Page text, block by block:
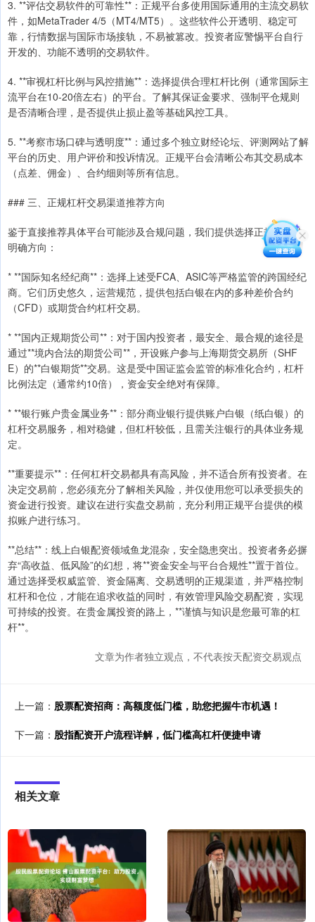
3. **评估交易软件的可靠性**：正规平台多使用国际通用的主流交易软
件，如MetaTrader 4/5（MT4/MT5）。这些软件公开透明、稳定可
靠，行情数据与国际市场接轨，不易被篡改。投资者应警惕平台自行
开发的、功能不透明的交易软件。
4. **审视杠杆比例与风控措施**：选择提供合理杠杆比例（通常国际主
流平台在10-20倍左右）的平台。了解其保证金要求、强制平仓规则
是否清晰合理，是否提供止损止盈等基础风控工具。
5. **考察市场口碑与透明度**：通过多个独立财经论坛、评测网站了解
平台的历史、用户评价和投诉情况。正规平台会清晰公布其交易成本
（点差、佣金）、合约细则等所有信息。
### 三、正规杠杆交易渠道推荐方向
鉴于直接推荐具体平台可能涉及合规问题，我们提供选择正规渠道的
明确方向：
* **国际知名经纪商**：选择上述受FCA、ASIC等严格监管的跨国经纪
商。它们历史悠久，运营规范，提供包括白银在内的多种差价合约
（CFD）或期货合约杠杆交易。
* **国内正规期货公司**：对于国内投资者，最安全、最合规的途径是
通过**境内合法的期货公司**，开设账户参与上海期货交易所（SHF
E）的**白银期货**交易。这是受中国证监会监管的标准化合约，杠杆
比例法定（通常约10倍），资金安全绝对有保障。
* **银行账户贵金属业务**：部分商业银行提供账户白银（纸白银）的
杠杆交易服务，相对稳健，但杠杆较低，且需关注银行的具体业务规
定。
**重要提示**：任何杠杆交易都具有高风险，并不适合所有投资者。在
决定交易前，您必须充分了解相关风险，并仅使用您可以承受损失的
资金进行投资。建议在进行实盘交易前，充分利用正规平台提供的模
拟账户进行练习。
**总结**：线上白银配资领域鱼龙混杂，安全隐患突出。投资者务必摒
弃“高收益、低风险”的幻想，将**资金安全与平台合规性**置于首位。
通过选择受权威监管、资金隔离、交易透明的正规渠道，并严格控制
杠杆和仓位，才能在追求收益的同时，有效管理风险交易配资，实现
可持续的投资。在贵金属投资的路上，**谨慎与知识是您最可靠的杠
杆**。
文章为作者独立观点，不代表按天配资交易观点
上一篇： 股票配资招商：高额度低门槛，助您把握牛市机遇！
下一篇： 股指配资开户流程详解，低门槛高杠杆便捷申请
相关文章